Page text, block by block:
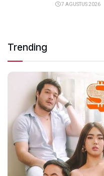
7 AGUSTUS 2026
Trending